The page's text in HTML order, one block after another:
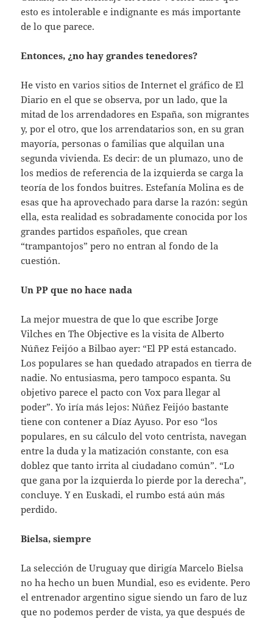
esto es intolerable e indignante es más importante
de lo que parece.
Entonces, ¿no hay grandes tenedores?
He visto en varios sitios de Internet el gráfico de El
Diario en el que se observa, por un lado, que la
mitad de los arrendadores en España, son migrantes
y, por el otro, que los arrendatarios son, en su gran
mayoría, personas o familias que alquilan una
segunda vivienda. Es decir: de un plumazo, uno de
los medios de referencia de la izquierda se carga la
teoría de los fondos buitres. Estefanía Molina es de
esas que ha aprovechado para darse la razón: según
ella, esta realidad es sobradamente conocida por los
grandes partidos españoles, que crean
“trampantojos” pero no entran al fondo de la
cuestión.
Un PP que no hace nada
La mejor muestra de que lo que escribe Jorge
Vilches en The Objective es la visita de Alberto
Núñez Feijóo a Bilbao ayer: “El PP está estancado.
Los populares se han quedado atrapados en tierra de
nadie. No entusiasma, pero tampoco espanta. Su
objetivo parece el pacto con Vox para llegar al
poder”. Yo iría más lejos: Núñez Feijóo bastante
tiene con contener a Díaz Ayuso. Por eso “los
populares, en su cálculo del voto centrista, navegan
entre la duda y la matización constante, con esa
doblez que tanto irrita al ciudadano común”. “Lo
que gana por la izquierda lo pierde por la derecha”,
concluye. Y en Euskadi, el rumbo está aún más
perdido.
Bielsa, siempre
La selección de Uruguay que dirigía Marcelo Bielsa
no ha hecho un buen Mundial, eso es evidente. Pero
el entrenador argentino sigue siendo un faro de luz
que no podemos perder de vista, ya que después de